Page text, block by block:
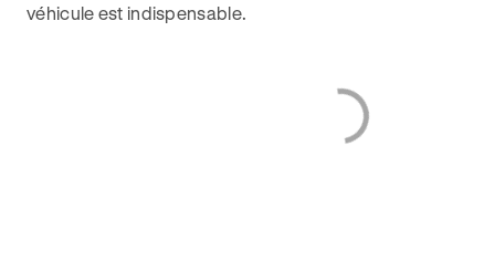
véhicule est indispensable.